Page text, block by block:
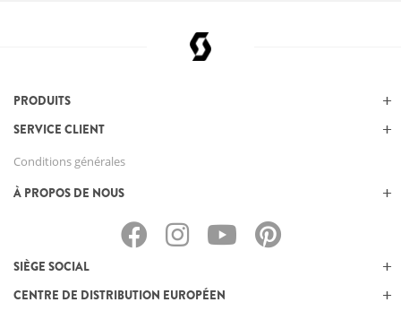
PRODUITS
SERVICE CLIENT
Conditions générales
À PROPOS DE NOUS
SIÈGE SOCIAL
CENTRE DE DISTRIBUTION EUROPÉEN